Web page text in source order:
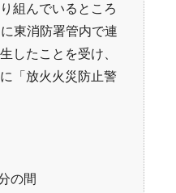
組んでいるところ
東消防署管内で連
したことを受け、
「放火火災防止警
の間